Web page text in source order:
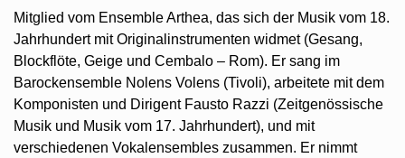
Mitglied vom Ensemble Arthea, das sich der Musik vom 18.
Jahrhundert mit Originalinstrumenten widmet (Gesang,
Blockflöte, Geige und Cembalo – Rom). Er sang im
Barockensemble Nolens Volens (Tivoli), arbeitete mit dem
Komponisten und Dirigent Fausto Razzi (Zeitgenössische
Musik und Musik vom 17. Jahrhundert), und mit
verschiedenen Vokalensembles zusammen. Er nimmt